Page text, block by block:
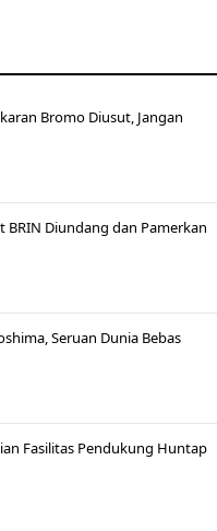
Bromo Diusut, Jangan
BRIN Diundang dan Pamerkan
Seruan Dunia Bebas
Fasilitas Pendukung Huntap